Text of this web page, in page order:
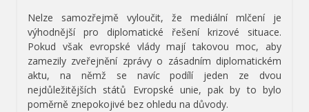
Nelze samozřejmě vyloučit, že mediální mlčení je
výhodnější pro diplomatické řešení krizové situace.
Pokud však evropské vlády mají takovou moc, aby
zamezily zveřejnění zprávy o zásadním diplomatickém
aktu, na němž se navíc podílí jeden ze dvou
nejdůležitějších států Evropské unie, pak by to bylo
poměrně znepokojivé bez ohledu na důvody.